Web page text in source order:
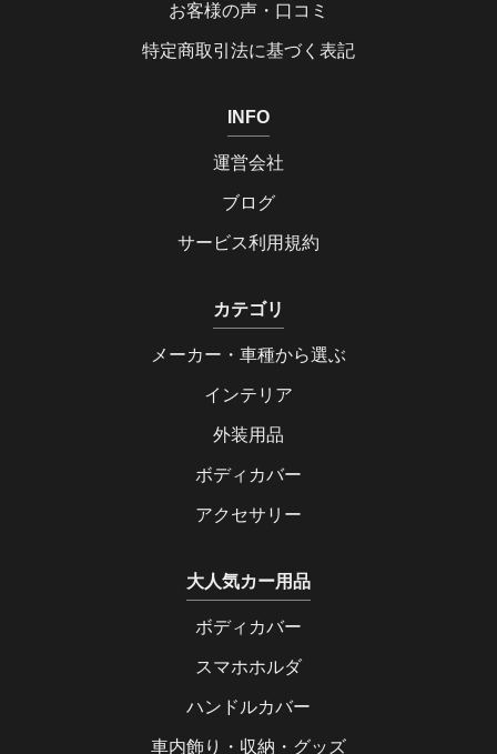
お客様の声・口コミ
特定商取引法に基づく表記
INFO
運営会社
ブログ
サービス利用規約
カテゴリ
メーカー・車種から選ぶ
インテリア
外装用品
ボディカバー
アクセサリー
大人気カー用品
ボディカバー
スマホホルダ
ハンドルカバー
車内飾り・収納・グッズ